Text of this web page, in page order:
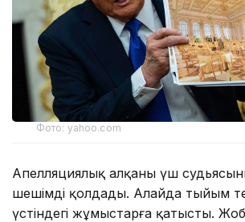
Фото: yahoo.com
Апелляциялық алқаның үш
шешімді қолдады. Алайда тыйым
үстіндегі жұмыстарға қатысты.